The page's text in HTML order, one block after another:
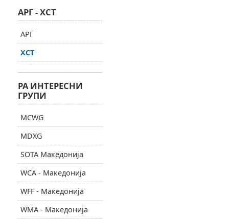
АРГ - ХСТ
АРГ
ХСТ
РА ИНТЕРЕСНИ
ГРУПИ
MCWG
MDXG
SOTA Македонија
WCA - Македонија
WFF - Македонија
WMA - Македонија